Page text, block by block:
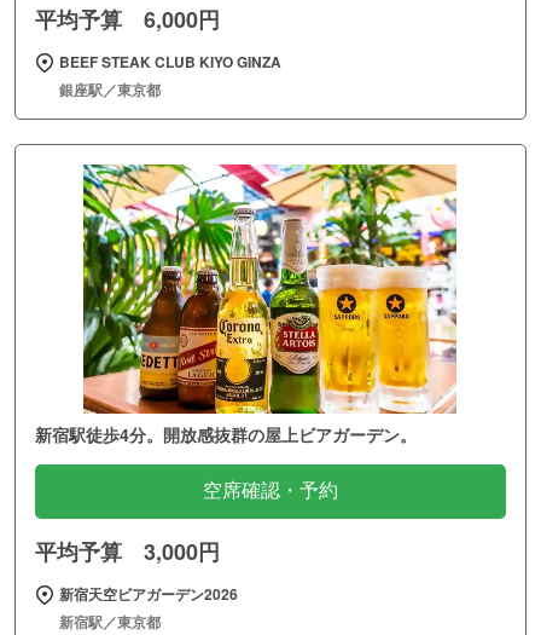
平均予算 6,000円
BEEF STEAK CLUB KIYO GINZA
銀座駅／東京都
新宿駅徒歩4分。開放感抜群の屋上ビアガーデン。
空席確認・予約
平均予算 3,000円
新宿天空ビアガーデン2026
新宿駅／東京都